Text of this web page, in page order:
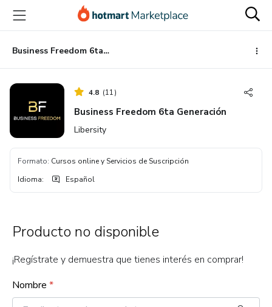
principal
página
de
página
Business Freedom 6ta Generación
4.8 (11)
Business Freedom 6ta Generación
Libersity
Formato: Cursos online y Servicios de Suscripción
Idioma: Español
Producto no disponible
¡Regístrate y demuestra que tienes interés en comprar!
Nombre *